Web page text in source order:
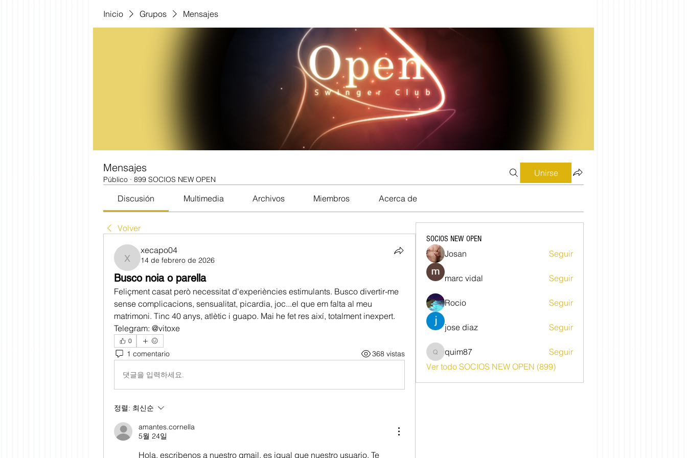
Inicio Grupos Mensajes
Mensajes
Público · 899 SOCIOS NEW OPEN
Unirse
Discusión Multimedia Archivos Miembros Acerca de
Volver
xecapo04
xecapo04
14 de febrero de 2026
Busco noia o parella
Feliçment casat però necessitat d'experiències estimulants. Busco divertir-me
sense complicacions, sensualitat, picardia, joc...el que em falta al meu
matrimoni. Tinc 40 anys, atlètic i guapo. Mai he fet res així, totalment inexpert.
Telegram: @vitoxe
0
1 comentario 368 vistas
댓글을 입력하세요.
정렬: 최신순
amantes.cornella
5월 24일
Hola, escribenos a nuestro gmail, es igual que nuestro usuario. Te
SOCIOS NEW OPEN
Josan Seguir
marc vidal Seguir
Rocio Seguir
jose diaz Seguir
quim87quim87
Seguir
Ver todo SOCIOS NEW OPEN (899)